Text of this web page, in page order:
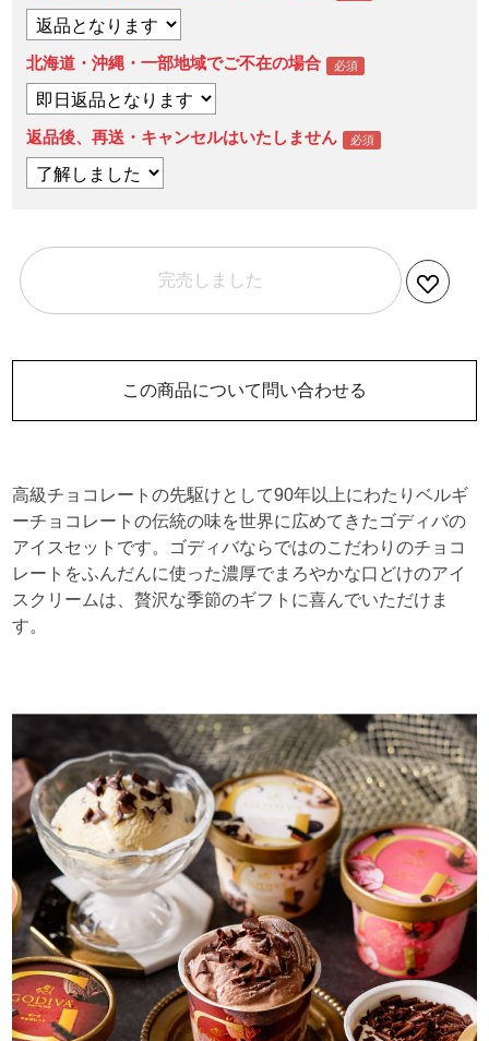
北海道・沖縄・一部地域でご不在の場合
返品後、再送・キャンセルはいたしません
完売しました
この商品について問い合わせる
高級チョコレートの先駆けとして90年以上にわたりベルギ
ーチョコレートの伝統の味を世界に広めてきたゴディバの
アイスセットです。ゴディバならではのこだわりのチョコ
レートをふんだんに使った濃厚でまろやかな口どけのアイ
スクリームは、贅沢な季節のギフトに喜んでいただけま
す。